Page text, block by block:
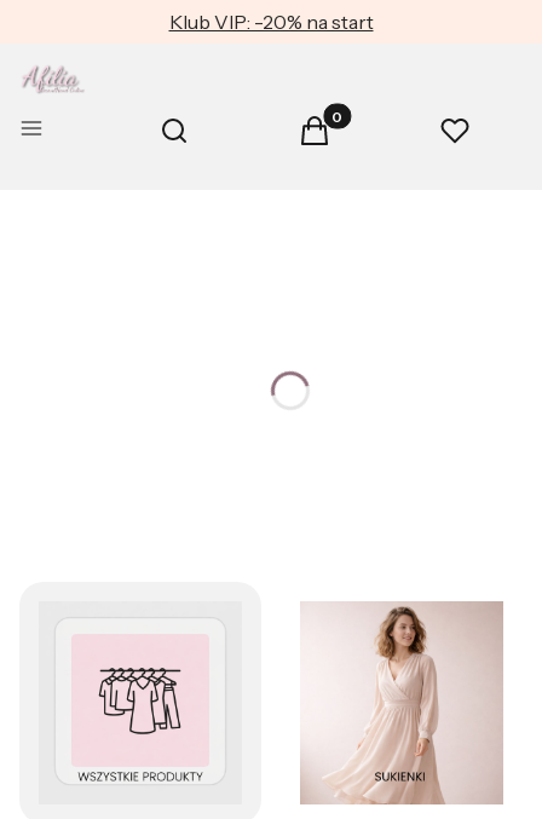
Klub VIP: -20% na start
Menu Otwórz wyszukiwarkę
Szukaj Produkty w koszyku: 0.
Koszyk Ulubione